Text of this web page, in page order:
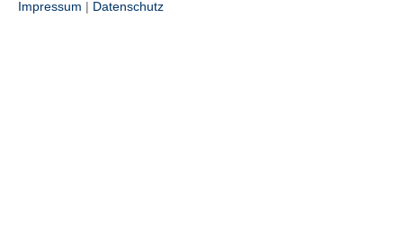
Impressum | Datenschutz